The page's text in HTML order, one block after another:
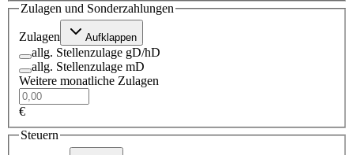
Zulagen und Sonderzahlungen
Zulagen Aufklappen
allg. Stellenzulage gD/hD
allg. Stellenzulage mD
Weitere monatliche Zulagen
€
Steuern